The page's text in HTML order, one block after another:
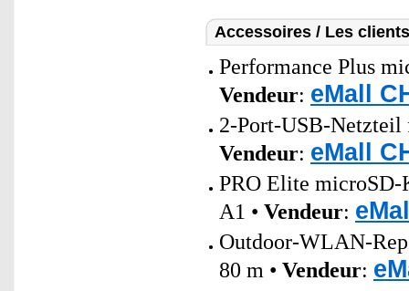
Accessoires / Les
Performance Plus
Vendeur: eMall
2-Port-USB-Netzteil
Vendeur: eMall
PRO Elite microSD-
A1 • Vendeur:
Outdoor-WLAN-
80 m • Vendeur: